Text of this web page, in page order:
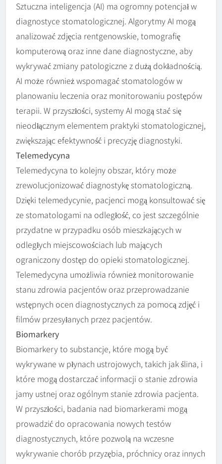
Sztuczna inteligencja (AI) ma ogromny potencjał w
diagnostyce stomatologicznej. Algorytmy AI mogą
analizować zdjęcia rentgenowskie, tomografię
komputerową oraz inne dane diagnostyczne, aby
wykrywać zmiany patologiczne z dużą dokładnością.
AI może również wspomagać stomatologów w
planowaniu leczenia oraz monitorowaniu postępów
terapii. W przyszłości, systemy AI mogą stać się
nieodłącznym elementem praktyki stomatologicznej,
zwiększając efektywność i precyzję diagnostyki.
Telemedycyna
Telemedycyna to kolejny obszar, który może
zrewolucjonizować diagnostykę stomatologiczną.
Dzięki telemedycynie, pacjenci mogą konsultować się
ze stomatologami na odległość, co jest szczególnie
przydatne w przypadku osób mieszkających w
odległych miejscowościach lub mających
ograniczony dostęp do opieki stomatologicznej.
Telemedycyna umożliwia również monitorowanie
stanu zdrowia pacjentów oraz przeprowadzanie
wstępnych ocen diagnostycznych za pomocą zdjęć i
filmów przesyłanych przez pacjentów.
Biomarkery
Biomarkery to substancje, które mogą być
wykrywane w płynach ustrojowych, takich jak ślina, i
które mogą dostarczać informacji o stanie zdrowia
jamy ustnej oraz ogólnym stanie zdrowia pacjenta.
W przyszłości, badania nad biomarkerami mogą
prowadzić do opracowania nowych testów
diagnostycznych, które pozwolą na wczesne
wykrywanie chorób przyzębia, próchnicy oraz innych